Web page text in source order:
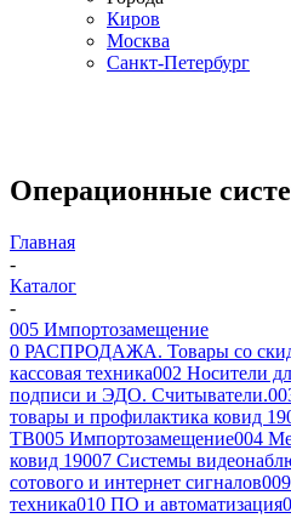
Киров
Москва
Санкт-Петербург
Операционные
Главная
-
Каталог
-
005 Импортозамещение
0 РАСПРОДАЖА. Товары со
кассовая техника002 Носители
подписи и ЭДО. Считыватели.
товары и профилактика ковид 19
ТВ005 Импортозамещение004
ковид 19007 Системы
сотового и интернет сигналов
техника010 ПО и автоматизация